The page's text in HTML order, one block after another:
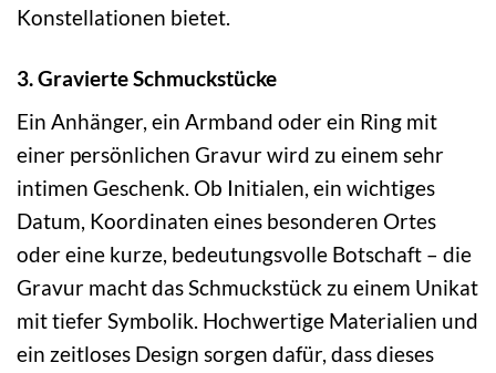
Konstellationen bietet.
3. Gravierte Schmuckstücke
Ein Anhänger, ein Armband oder ein Ring mit
einer persönlichen Gravur wird zu einem sehr
intimen Geschenk. Ob Initialen, ein wichtiges
Datum, Koordinaten eines besonderen Ortes
oder eine kurze, bedeutungsvolle Botschaft – die
Gravur macht das Schmuckstück zu einem Unikat
mit tiefer Symbolik. Hochwertige Materialien und
ein zeitloses Design sorgen dafür, dass dieses